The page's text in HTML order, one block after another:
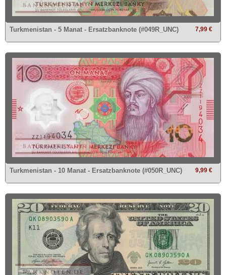
7,99 €
Turkmenistan - 5 Manat - Ersatzbanknote (#049R_UNC)
9,99 €
Turkmenistan - 10 Manat - Ersatzbanknote (#050R_UNC)